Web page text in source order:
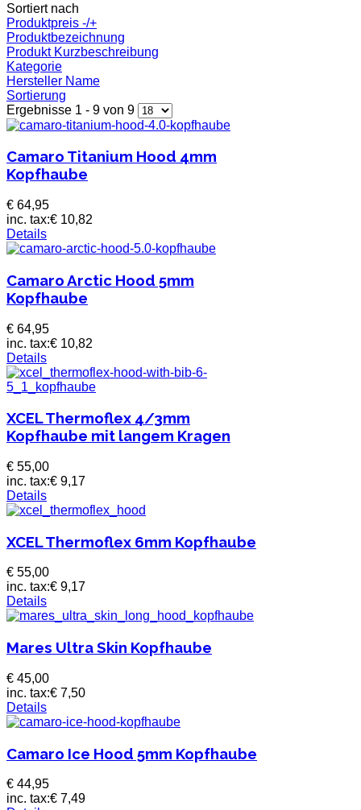
Sortiert nach
Produktpreis -/+
Produktbezeichnung
Produkt Kurzbeschreibung
Kategorie
Hersteller Name
Sortierung
Ergebnisse 1 - 9 von 9
Camaro Titanium Hood 4mm
Kopfhaube
€ 64,95
inc. tax:€ 10,82
Details
Camaro Arctic Hood 5mm
Kopfhaube
€ 64,95
inc. tax:€ 10,82
Details
XCEL Thermoflex 4/3mm
Kopfhaube mit langem Kragen
€ 55,00
inc. tax:€ 9,17
Details
XCEL Thermoflex 6mm Kopfhaube
€ 55,00
inc. tax:€ 9,17
Details
Mares Ultra Skin Kopfhaube
€ 45,00
inc. tax:€ 7,50
Details
Camaro Ice Hood 5mm Kopfhaube
€ 44,95
inc. tax:€ 7,49